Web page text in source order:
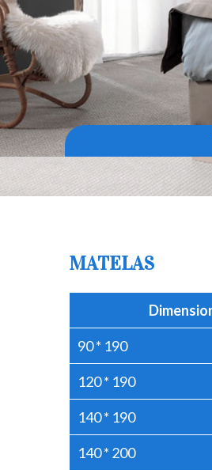
MATELAS
90 * 190
120 * 190
140 * 190
140 * 200